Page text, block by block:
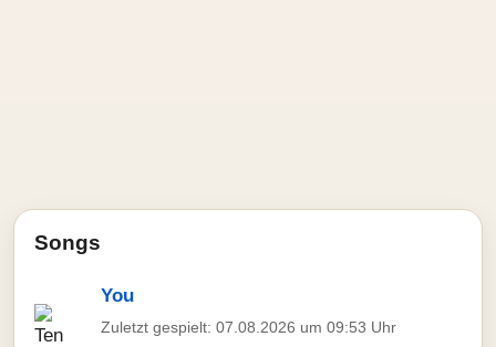
Songs
You
Zuletzt gespielt: 07.08.2026 um 09:53 Uhr